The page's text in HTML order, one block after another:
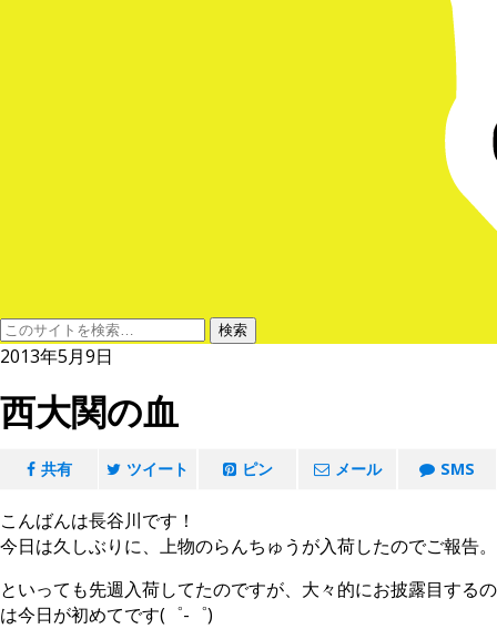
2013年5月9日
西大関の血
共有 ツイート ピン メール SMS
こんばんは長谷川です！
今日は久しぶりに、上物のらんちゅうが入荷したのでご報告。
といっても先週入荷してたのですが、大々的にお披露目するの
は今日が初めてです(゜-゜)